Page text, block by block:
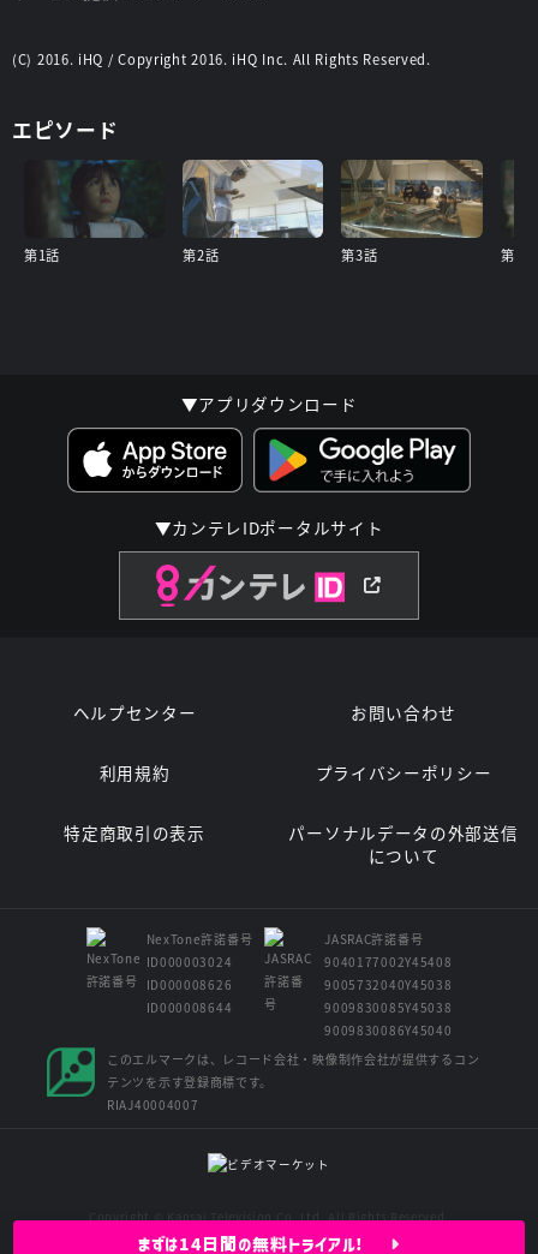
(C) 2016. iHQ / Copyright 2016. iHQ Inc. All Rights Reserved.
エピソード
第1話 第2話 第3話 第4話
まずは14日間の無料トライアル!
▼アプリダウンロード
▼カンテレIDポータルサイト
ヘルプセンター お問い合わせ
利用規約 プライバシーポリシー
特定商取引の表示
パーソナルデータの外部送信
について
NexTone許諾番号
ID000003024
ID000008626
ID000008644
JASRAC許諾番号
9040177002Y45408
9005732040Y45038
9009830085Y45038
9009830086Y45040
このエルマークは、レコード会社・映像制作会社が提供するコン
テンツを示す登録商標です。
RIAJ40004007
Copyright © Kansai Television Co. Ltd. All Rights Reserved.